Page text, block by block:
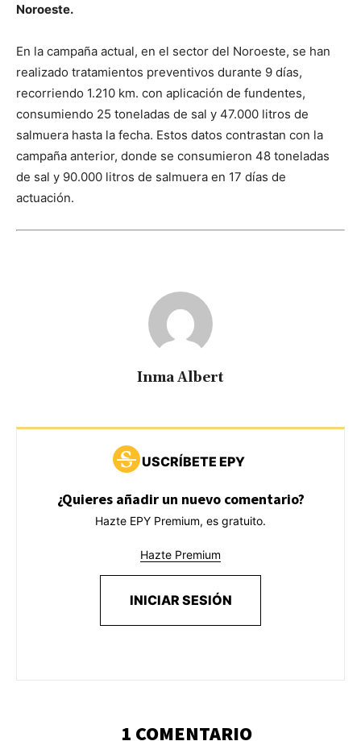
Noroeste.
En la campaña actual, en el sector del Noroeste, se han
realizado tratamientos preventivos durante 9 días,
recorriendo 1.210 km. con aplicación de fundentes,
consumiendo 25 toneladas de sal y 47.000 litros de
salmuera hasta la fecha. Estos datos contrastan con la
campaña anterior, donde se consumieron 48 toneladas
de sal y 90.000 litros de salmuera en 17 días de
actuación.
Inma Albert
USCRÍBETE EPY
¿Quieres añadir un nuevo comentario?
Hazte EPY Premium, es gratuito.
Hazte Premium
INICIAR SESIÓN
1 COMENTARIO